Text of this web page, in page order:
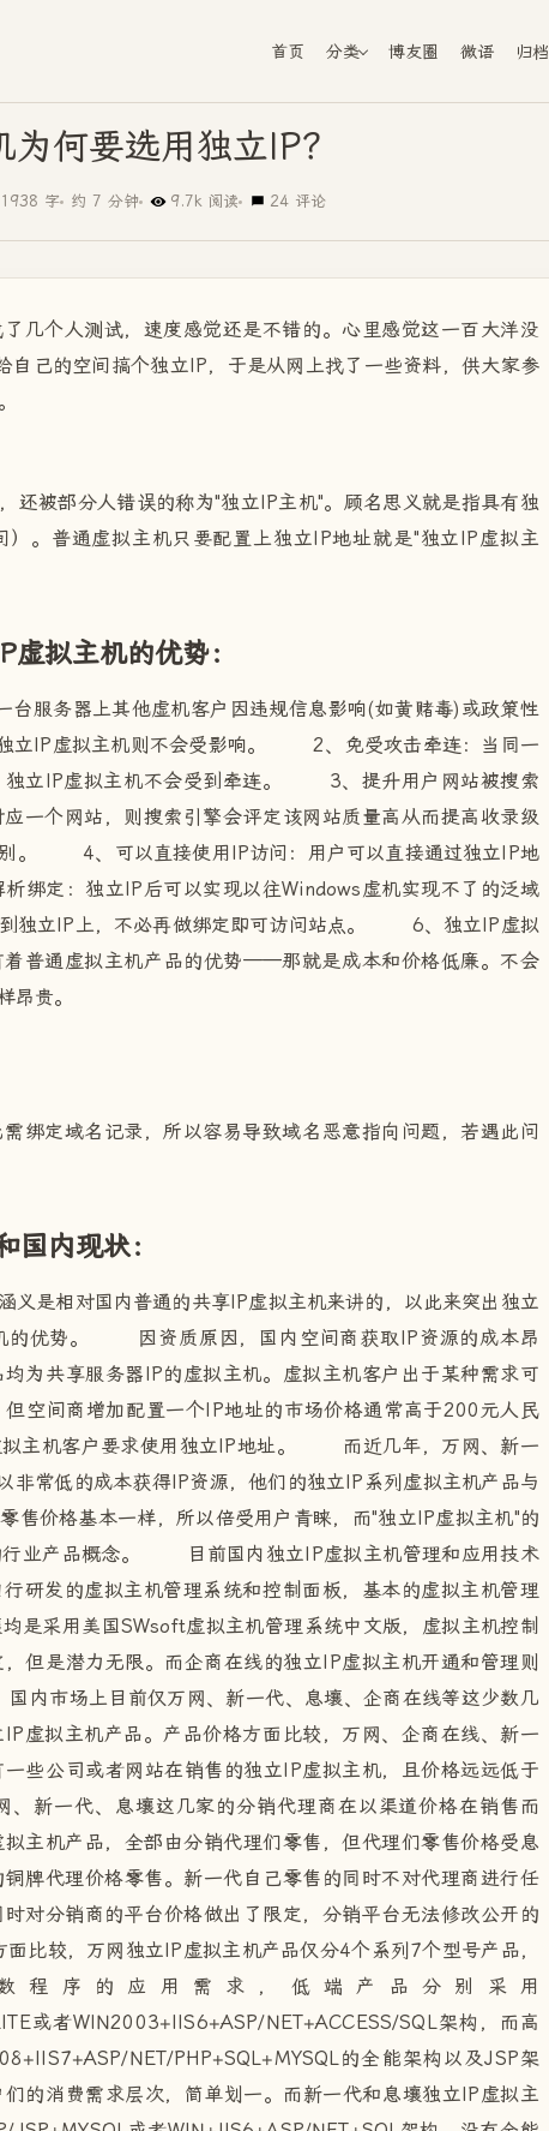
首页 分类 博友圈 微语 归档
为何要选用独立IP？
1938 字 约 7 分钟 9.7k 阅读 24 评论
几个人测试，速度感觉还是不错的。心里感觉这一百大洋没
自己的空间搞个独立IP，于是从网上找了一些资料，供大家参
还被部分人错误的称为"独立IP主机"。顾名思义就是指具有独
。普通虚拟主机只要配置上独立IP地址就是"独立IP虚拟主
拟主机的优势：
服务器上其他虚机客户因违规信息影响(如黄赌毒)或政策性
立IP虚拟主机则不会受影响。 2、免受攻击牵连：当同一
独立IP虚拟主机不会受到牵连。 3、提升用户网站被搜索
一个网站，则搜索引擎会评定该网站质量高从而提高收录级
别。 4、可以直接使用IP访问：用户可以直接通过独立IP地
定：独立IP后可以实现以往Windows虚机实现不了的泛域
到独立IP上，不必再做绑定即可访问站点。 6、独立IP虚拟
着普通虚拟主机产品的优势——那就是成本和价格低廉。不会
昂贵。
定域名记录，所以容易导致域名恶意指向问题，若遇此问
国内现状：
是相对国内普通的共享IP虚拟主机来讲的，以此来突出独立
的优势。 因资质原因，国内空间商获取IP资源的成本昂
为共享服务器IP的虚拟主机。虚拟主机客户出于某种需求可
空间商增加配置一个IP地址的市场价格通常高于200元人民
拟主机客户要求使用独立IP地址。 而近几年，万网、新一
非常低的成本获得IP资源，他们的独立IP系列虚拟主机产品与
售价格基本一样，所以倍受用户青睐，而"独立IP虚拟主机"的
行业产品概念。 目前国内独立IP虚拟主机管理和应用技术
研发的虚拟主机管理系统和控制面板，基本的虚拟主机管理
是采用美国SWsoft虚拟主机管理系统中文版，虚拟主机控制
但是潜力无限。而企商在线的独立IP虚拟主机开通和管理则
市场上目前仅万网、新一代、息壤、企商在线等这少数几
虚拟主机产品。产品价格方面比较，万网、企商在线、新一
些公司或者网站在销售的独立IP虚拟主机，且价格远远低于
、新一代、息壤这几家的分销代理商在以渠道价格在销售而
主机产品，全部由分销代理们零售，但代理们零售价格受息
牌代理价格零售。新一代自己零售的同时不对代理商进行任
对分销商的平台价格做出了限定，分销平台无法修改公开的
较，万网独立IP虚拟主机产品仅分4个系列7个型号产品，
程序的应用需求，低端产品分别采用
或者WIN2003+IIS6+ASP/NET+ACCESS/SQL架构，而高
NET/PHP+SQL+MYSQL的全能架构以及JSP架
的消费需求层次，简单划一。而新一代和息壤独立IP虚拟主